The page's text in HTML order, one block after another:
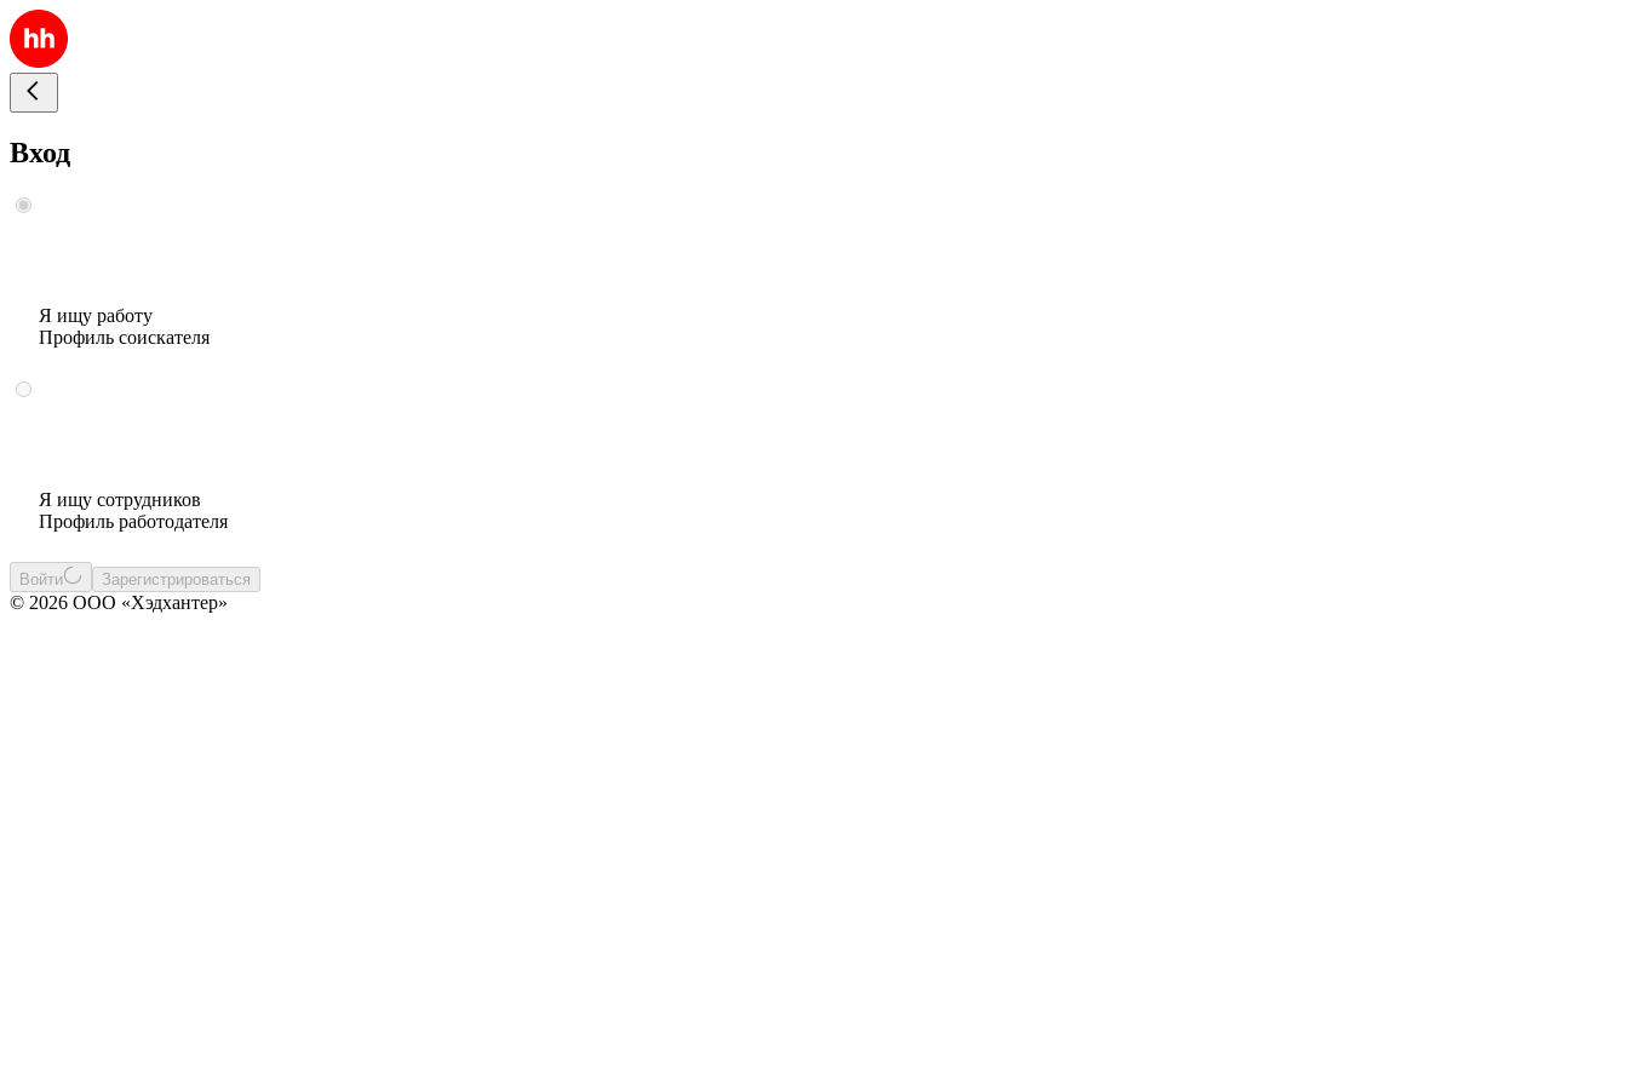
Вход
Я ищу работу
Профиль соискателя
Я ищу сотрудников
Профиль работодателя
Войти Зарегистрироваться
© 2026 ООО «Хэдхантер»